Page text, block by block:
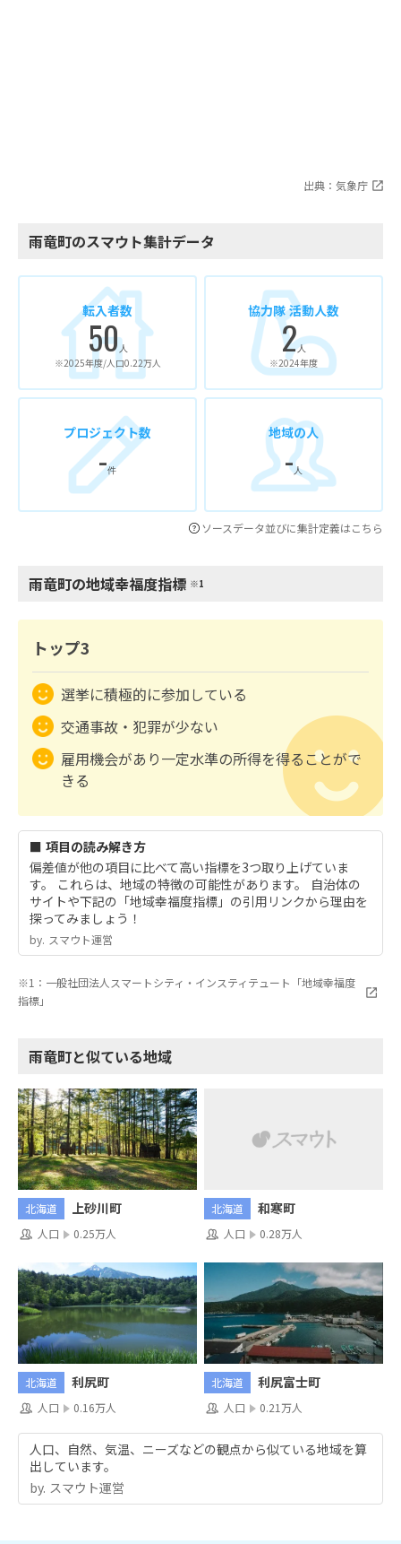
出典：気象庁
雨竜町のスマウト集計データ
転入者数
50人
※2025年度/人口0.22万人
協力隊 活動人数
2人
※2024年度
プロジェクト数
-件
地域の人
-人
ソースデータ並びに集計定義はこちら
雨竜町の地域幸福度指標 ※1
トップ3
選挙に積極的に参加している
交通事故・犯罪が少ない
雇用機会があり一定水準の所得を得ることがで
きる
■ 項目の読み解き方
偏差値が他の項目に比べて高い指標を3つ取り上げていま
す。 これらは、地域の特徴の可能性があります。 自治体の
サイトや下記の「地域幸福度指標」の引用リンクから理由を
探ってみましょう！
by.︎ スマウト運営
※1：一般社団法人スマートシティ・インスティテュート「地域幸福度
指標」
雨竜町と似ている地域
北海道 上砂川町
人口 0.25万人
北海道 和寒町
人口 0.28万人
北海道 利尻町
人口 0.16万人
北海道 利尻富士町
人口 0.21万人
人口、自然、気温、ニーズなどの観点から似ている地域を算
出しています。
by.︎ スマウト運営